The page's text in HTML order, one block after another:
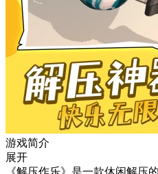
游戏简介
展开
《解压作乐》是一款休闲解压